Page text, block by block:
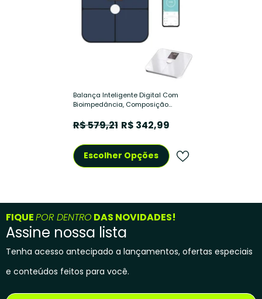
Balança Inteligente Digital Com
Bioimpedância, Composição
R$ 579,21 R$ 342,99
Escolher Opções
FIQUEPOR DENTRO DAS NOVIDADES!
Assine nossa lista
Tenha acesso antecipado a lançamentos, ofertas especiais
e conteúdos feitos para você.